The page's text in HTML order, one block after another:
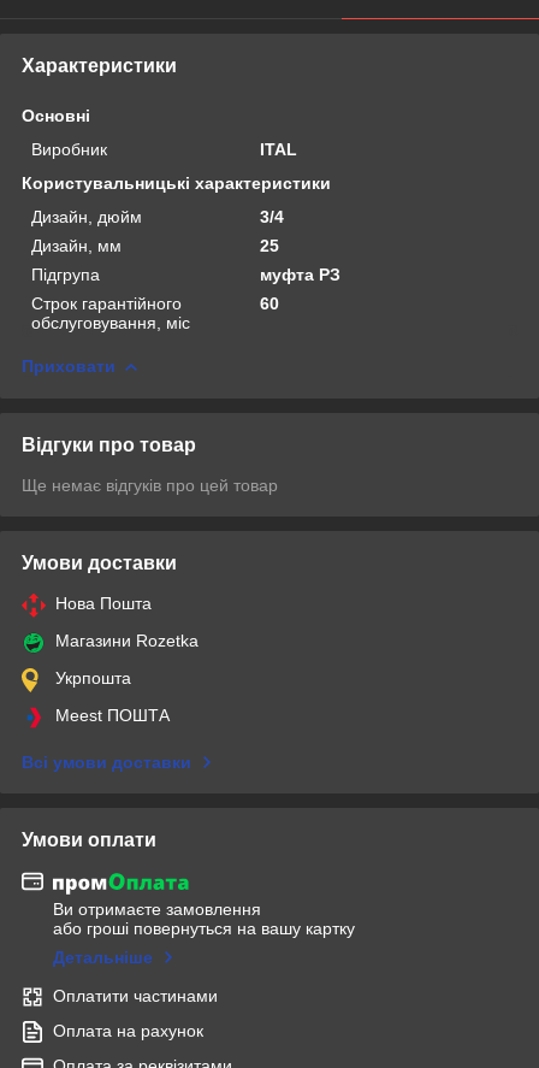
Характеристики
Основні
Виробник
ITAL
Користувальницькі характеристики
Дизайн, дюйм
3/4
Дизайн, мм
25
Підгрупа
муфта РЗ
Строк гарантійного
обслуговування, міс
60
Приховати
Відгуки про товар
Ще немає відгуків про цей товар
Умови доставки
Нова Пошта
Магазини Rozetka
Укрпошта
Meest ПОШТА
Всі умови доставки
Умови оплати
Ви отримаєте замовлення
або гроші повернуться на вашу картку
Детальніше
Оплатити частинами
Оплата на рахунок